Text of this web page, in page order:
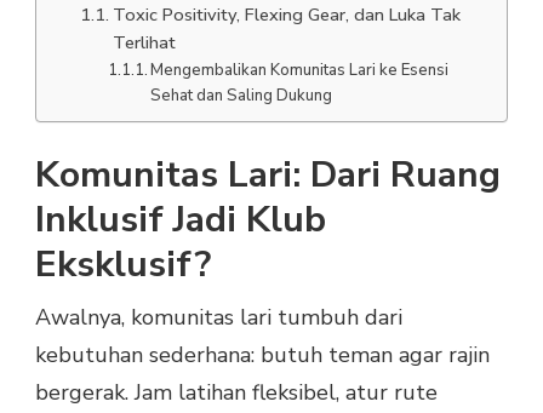
Toxic Positivity, Flexing Gear, dan Luka Tak
Terlihat
Mengembalikan Komunitas Lari ke Esensi
Sehat dan Saling Dukung
Komunitas Lari: Dari Ruang
Inklusif Jadi Klub
Eksklusif?
Awalnya, komunitas lari tumbuh dari
kebutuhan sederhana: butuh teman agar rajin
bergerak. Jam latihan fleksibel, atur rute